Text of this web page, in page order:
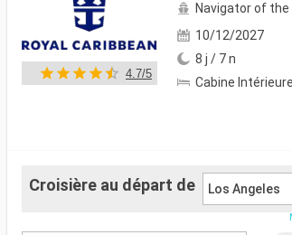
4.7/5
Navigator of the
10/12/2027
8 j / 7 n
Cabine Intérieure
Croisière au départ de Los Angeles